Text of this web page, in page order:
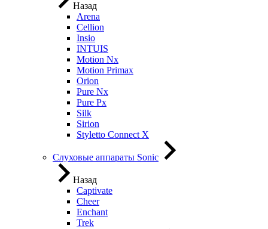
Назад
Arena
Cellion
Insio
INTUIS
Motion Nx
Motion Primax
Orion
Pure Nx
Pure Px
Silk
Sirion
Styletto Connect X
Слуховые аппараты Sonic
Назад
Captivate
Cheer
Enchant
Trek